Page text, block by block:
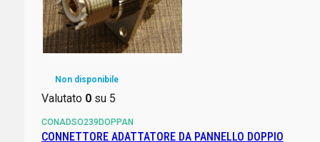
Non disponibile
Valutato 0su 5
CONADSO239DOPPAN
CONNETTORE ADATTATORE DA PANNELLO DOPPIO